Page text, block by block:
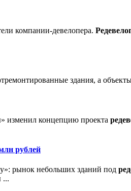
компании-девелопера.
здания, а
изменил концепцию проекта
рублей
рынок небольших зданий под
...